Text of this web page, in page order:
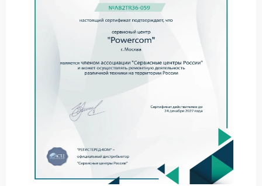
Что можно сделать
Стоит отключить ИБП от сети на несколько минут и
затем включить снова. Также полезно проверить
подключение кабелей и условия эксплуатации.
Когда проблема сохраняется, ремонт Powercom
причина может скрываться во внутренних
Через сервис Powercom можно определить причину
неисправности и устранить ее. Специалисты